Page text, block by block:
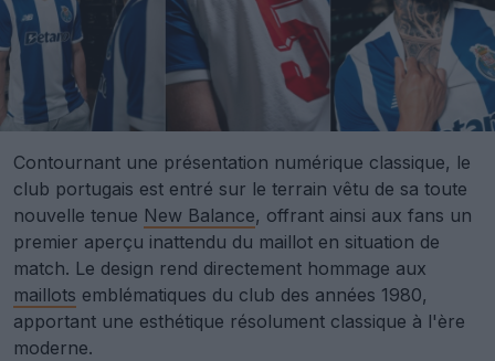
Contournant une présentation numérique classique, le
club portugais est entré sur le terrain vêtu de sa toute
nouvelle tenue New Balance, offrant ainsi aux fans un
premier aperçu inattendu du maillot en situation de
match. Le design rend directement hommage aux
maillots emblématiques du club des années 1980,
apportant une esthétique résolument classique à l'ère
moderne.